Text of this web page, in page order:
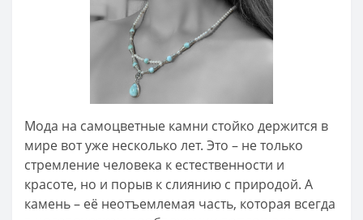
Мода на самоцветные камни стойко держится в
мире вот уже несколько лет. Это – не только
стремление человека к естественности и
красоте, но и порыв к слиянию с природой. А
камень – её неотъемлемая часть, которая всегда